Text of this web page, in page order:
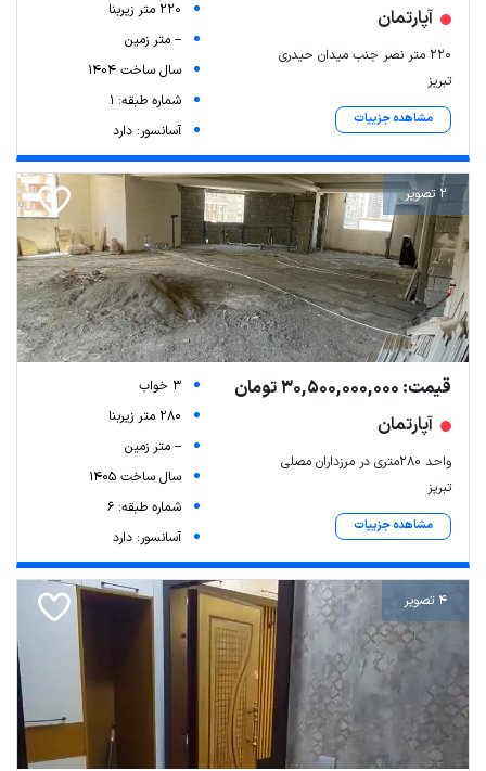
آپارتمان
۲۲۰ متر نصر جنب میدان حیدری
تبریز
مشاهده جزییات
220 متر زیربنا
-- متر زمین
سال ساخت 1404
شماره طبقه: 1
آسانسور: دارد
2 تصویر
قیمت: 30,500,000,000 تومان
آپارتمان
واحد 280متری در مرزداران مصلی
تبریز
مشاهده جزییات
3 خواب
280 متر زیربنا
-- متر زمین
سال ساخت 1405
شماره طبقه: 6
آسانسور: دارد
4 تصویر